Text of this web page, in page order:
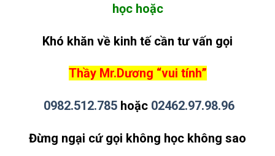
học hoặc
Khó khăn về kinh tế cần tư vấn gọi
Thầy Mr.Dương “vui tính”
0982.512.785 hoặc 02462.97.98.96
Đừng ngại cứ gọi không học không sao